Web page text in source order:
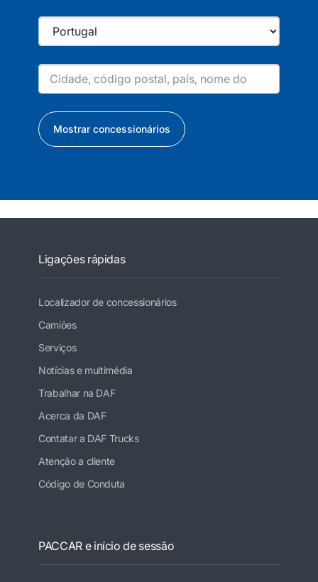
Mostrar concessionários
Ligações rápidas
Localizador de concessionários
Camiões
Serviços
Notícias e multimédia
Trabalhar na DAF
Acerca da DAF
Contatar a DAF Trucks
Atenção a cliente
Código de Conduta
PACCAR e início de sessão